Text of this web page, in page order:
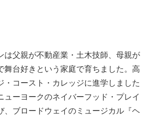
は父親が不動産業・土木技師、母親が
舞台好きという家庭で育ちました。高
・コースト・カレッジに進学しました
ューヨークのネイバーフッド・プレイ
、ブロードウェイのミュージカル『ヘ